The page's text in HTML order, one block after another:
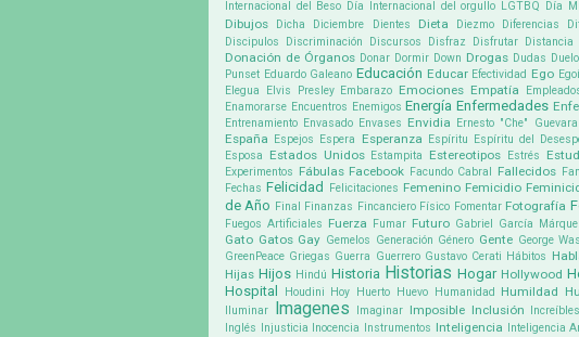
Internacional del Beso Día Internacional del orgullo LGTBQ Día
Dibujos
Dicha Diciembre Dientes Dieta Diezmo Diferencias
Discipulos Discriminación Discursos Disfraz Disfrutar Distancia
Donación de Órganos Donar Dormir Down Drogas Dudas Duelo
Punset Eduardo Galeano Educación Educar Efectividad Ego
Elegua Elvis Presley Embarazo Emociones Empatía
Enamorarse Encuentros Enemigos Energía Enfermedades
Entrenamiento Envasado Envases Envidia Ernesto "Che" Guevara
España Espejos Espera Esperanza Espíritu Espíritu del
Esposa Estados Unidos Estampita Estereotipos Estrés
Experimentos Fábulas Facebook Facundo Cabral Fallecidos
Fechas Felicidad Felicitaciones Femenino Femicidio
de Año Final Finanzas Fincanciero Físico Fomentar Fotografía
Fuegos Artificiales Fuerza Fumar Futuro Gabriel García
Gato Gatos Gay Gemelos Generación Género Gente George
GreenPeace Griegas Guerra Guerrero Gustavo Cerati Hábitos
Hijas Hijos Hindú Historia Historias Hogar Hollywood
Hospital Houdini Hoy Huerto Huevo Humanidad Humildad
Iluminar Imagenes Imaginar Imposible Inclusión Increíbles
Inglés
Injusticia Inocencia Instrumentos Inteligencia Inteligencia